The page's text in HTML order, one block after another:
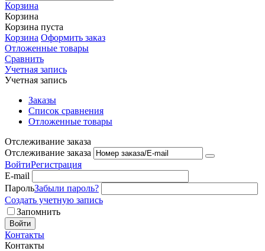
Корзина
Корзина
Корзина пуста
Корзина Оформить заказ
Отложенные товары
Сравнить
Учетная запись
Учетная запись
Заказы
Список сравнения
Отложенные товары
Отслеживание заказа
Отслеживание заказа
ВойтиРегистрация
E-mail
ПарольЗабыли пароль?
Создать учетную запись
Запомнить
Войти
Контакты
Контакты